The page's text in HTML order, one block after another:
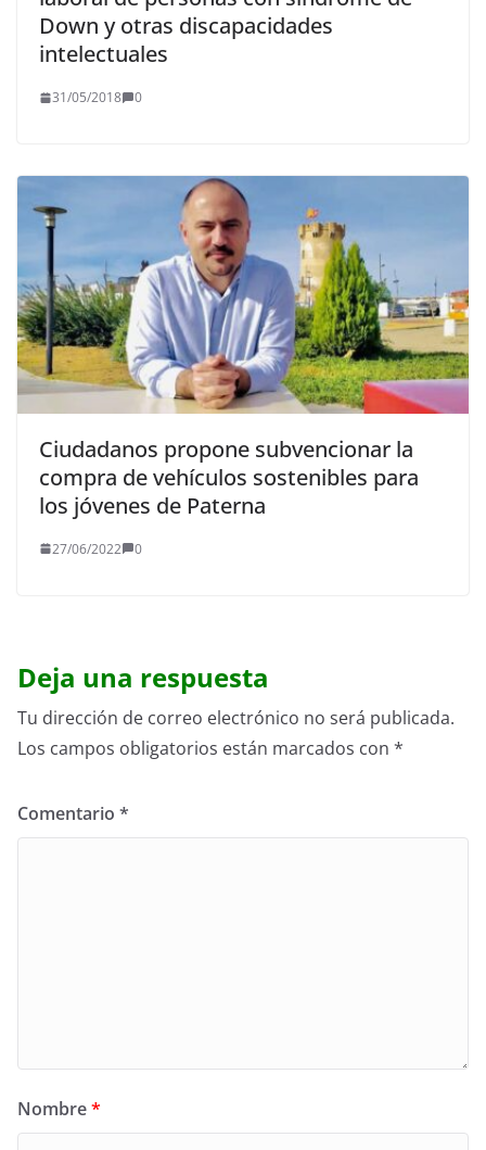
Down y otras discapacidades
intelectuales
31/05/2018 0
Ciudadanos propone subvencionar la
compra de vehículos sostenibles para
los jóvenes de Paterna
27/06/2022 0
Deja una respuesta
Tu dirección de correo electrónico no será publicada.
Los campos obligatorios están marcados con *
Comentario *
Nombre*